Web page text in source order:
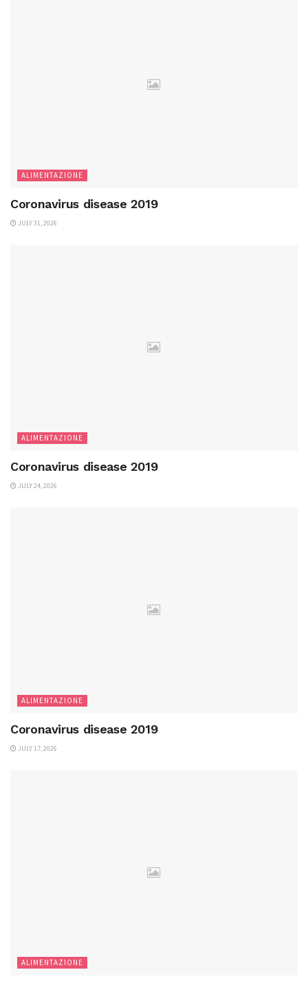
ALIMENTAZIONE
Coronavirus disease 2019
JULY 31, 2026
ALIMENTAZIONE
Coronavirus disease 2019
JULY 24, 2026
ALIMENTAZIONE
Coronavirus disease 2019
JULY 17, 2026
ALIMENTAZIONE